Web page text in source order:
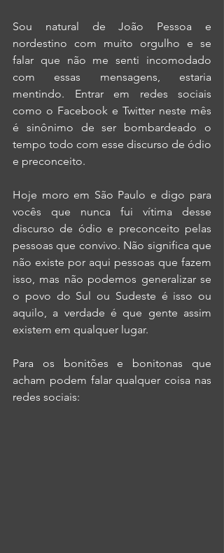
Sou natural de João Pessoa e
nordestino com muito orgulho e se
falar que não me senti incomodado
com essas mensagens, estaria
mentindo. Entrar em redes sociais
como o Facebook e Twitter neste mês
é sinônimo de ser bombardeado o
tempo todo com esse discurso de ódio
e preconceito.
Hoje moro em São Paulo e digo para
vocês que nunca fui vítima desse
discurso de ódio e preconceito pelas
pessoas que convivo. Não significa que
não existe por aqui pessoas que fazem
isso, mas não podemos generalizar se
o povo do Sul ou Sudeste é isso ou
aquilo, a verdade é que gente assim
existem em qualquer lugar.
Para os bonitões e bonitonas que
acham podem falar qualquer coisa nas
redes sociais: